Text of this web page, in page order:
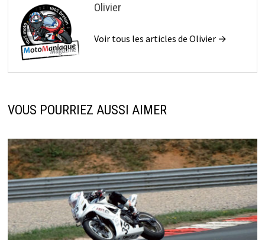
Olivier
Voir tous les articles de Olivier →
VOUS POURRIEZ AUSSI AIMER